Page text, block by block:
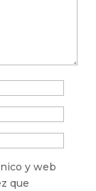
y web
que